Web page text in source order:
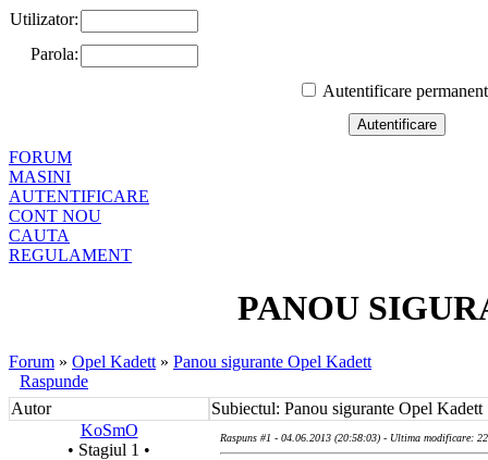
Utilizator:
Parola:
Autentificare
FORUM
MASINI
AUTENTIFICARE
CONT NOU
CAUTA
REGULAMENT
PANOU
Forum » Opel Kadett » Panou sigurante Opel Kadett
Raspunde
Autor
Subiectul: Panou sigurante Opel Kadett
KoSmO
• Stagiul 1 •
Raspuns #1 - 04.06.2013 (20:58:03) - Ultima modificare: